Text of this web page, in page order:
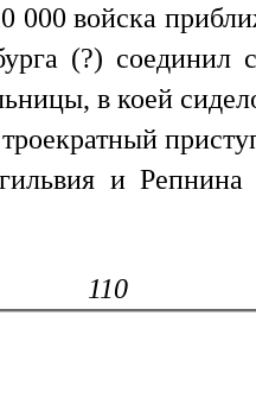
000 войска
(?)
в коей
и
110